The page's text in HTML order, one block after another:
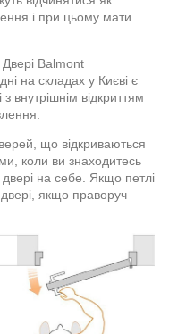
і при цьому мати
Balmont
на складах у Києві є
з внутрішнім відкриттям
що відкриваються
коли ви знаходитесь
двері на себе. Якщо петлі
двері, якщо праворуч –